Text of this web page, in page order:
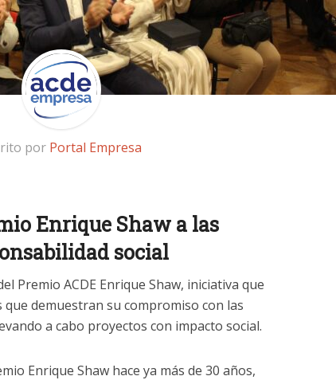
por Portal Empresa
Enrique Shaw a las
social
Premio ACDE Enrique Shaw, iniciativa que
demuestran su compromiso con las
a cabo proyectos con impacto social.
Enrique Shaw hace ya más de 30 años,